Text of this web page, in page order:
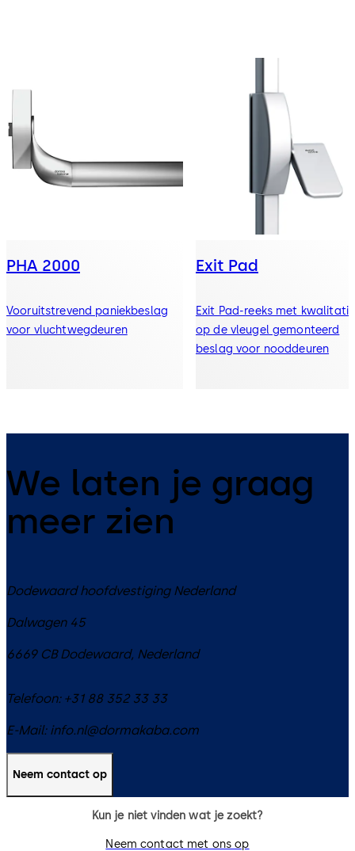
PHA 2000
Vooruitstrevend paniekbeslag
voor vluchtwegdeuren
Exit Pad
Exit Pad-reeks met
op de vleugel gemonteerd
beslag voor nooddeuren
We laten je graag
meer zien
Dodewaard hoofdvestiging Nederland
Dalwagen 45
6669 CBDodewaard, Nederland
Telefoon: +31 88 352 33 33
E-Mail: info.nl@dormakaba.com
Neem contact op
Kun je niet vinden wat je zoekt?
Neem contact met ons op